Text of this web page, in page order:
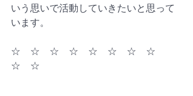
いう思いで活動していきたいと思って
います。
☆　☆　☆　☆　☆　☆　☆　☆
☆　☆